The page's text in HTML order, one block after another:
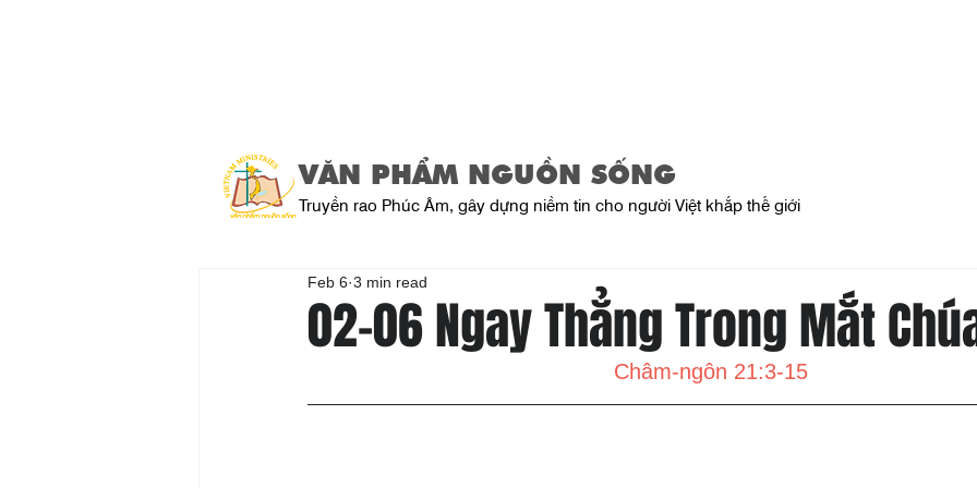
VĂN PHẨM NGUỒN SỐNG
Truyền rao Phúc Âm, gây dựng niềm tin cho người Việt khắp thế giới
02-06 Ngay Thẳng Trong Mắt
Feb 6 3 min read
Châm-ngôn 21:3-15